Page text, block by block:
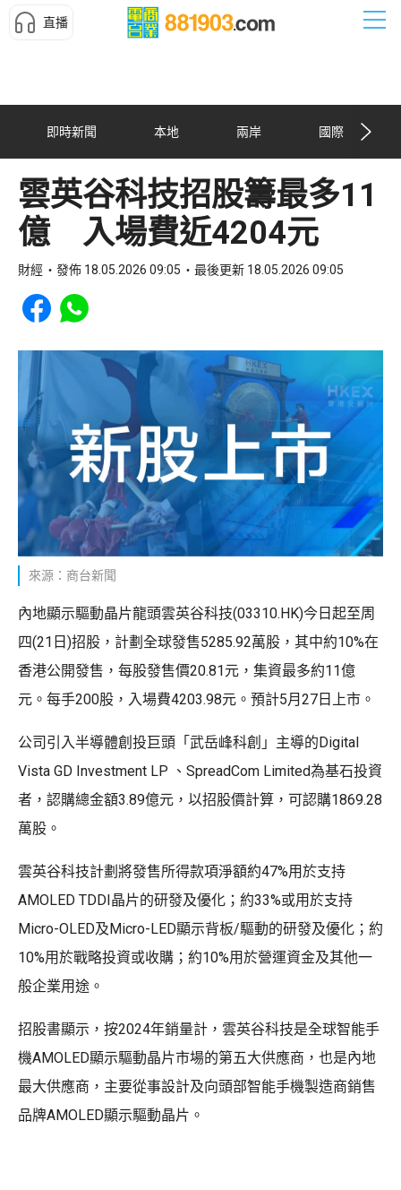
直播
即時新聞 本地 兩岸 國際
雲英谷科技招股籌最多11
億 入場費近4204元
財經 發佈 18.05.2026 09:05 最後更新 18.05.2026 09:05
Share to Facebook
Share to WhatsApp
來源：商台新聞
內地顯示驅動晶片龍頭雲英谷科技(03310.HK)今日起至周
四(21日)招股，計劃全球發售5285.92萬股，其中約10%在
香港公開發售，每股發售價20.81元，集資最多約11億
元。每手200股，入場費4203.98元。預計5月27日上市。
公司引入半導體創投巨頭「武岳峰科創」主導的Digital
Vista GD Investment LP 、SpreadCom Limited為基石投資
者，認購總金額3.89億元，以招股價計算，可認購1869.28
萬股。
雲英谷科技計劃將發售所得款項淨額約47%用於支持
AMOLED TDDI晶片的研發及優化；約33%或用於支持
Micro-OLED及Micro-LED顯示背板/驅動的研發及優化；約
10%用於戰略投資或收購；約10%用於營運資金及其他一
般企業用途。
招股書顯示，按2024年銷量計，雲英谷科技是全球智能手
機AMOLED顯示驅動晶片市場的第五大供應商，也是內地
最大供應商，主要從事設計及向頭部智能手機製造商銷售
品牌AMOLED顯示驅動晶片。